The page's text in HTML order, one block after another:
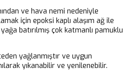
ve hava nemi nedeniyle
için epoksi kaplı alaşım ağ ile
batırılmış çok katmanlı pamuklu
yağlanmıştır ve uygun
yıkanabilir ve yenilenebilir.